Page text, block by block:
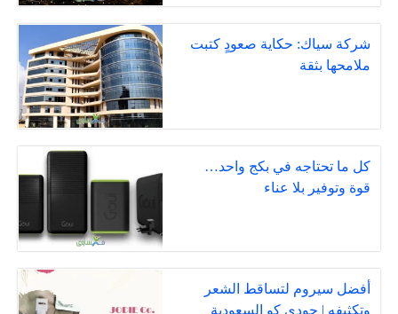
شركة سياك: حكاية صعودٍ كتبت
ملامحها بثقة
كل ما تحتاجه في بكج واحد…
قوة وتوفير بلا عناء
أفضل سيروم لتساقط الشعر
وتكثيفه | جودي كو السعودية